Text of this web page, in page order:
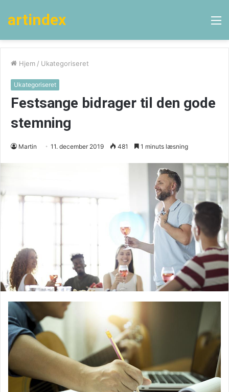
artindex
Hjem / Ukategoriseret
Ukategoriseret
Festsange bidrager til den gode
stemning
Martin 11. december 2019 481 1 minuts læsning